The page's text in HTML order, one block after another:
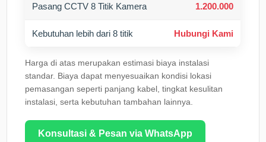
Pasang CCTV 8 Titik Kamera 1.200.000
Kebutuhan lebih dari 8 titik Hubungi Kami
Harga di atas merupakan estimasi biaya instalasi
standar. Biaya dapat menyesuaikan kondisi lokasi
pemasangan seperti panjang kabel, tingkat kesulitan
instalasi, serta kebutuhan tambahan lainnya.
Konsultasi & Pesan via WhatsApp